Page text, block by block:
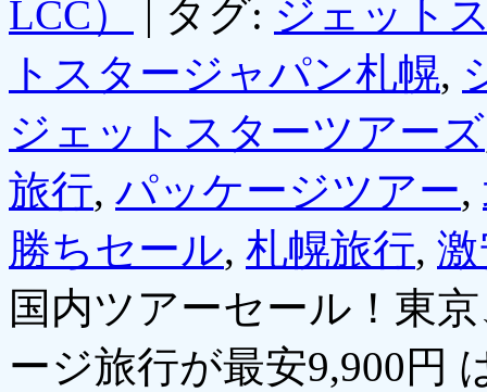
LCC） タグ: ジェット
トスタージャパン札幌,
ジェットスターツアーズ
旅行, パッケージツアー,
勝ちセール, 札幌旅行,
国内ツアーセール！東
ージ旅行が最安9,900円